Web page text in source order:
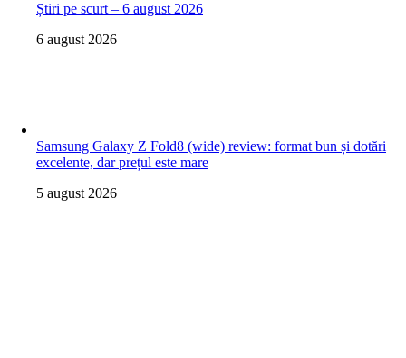
Știri pe scurt – 6 august 2026
6 august 2026
Samsung Galaxy Z Fold8 (wide) review: format bun și dotări
excelente, dar prețul este mare
5 august 2026